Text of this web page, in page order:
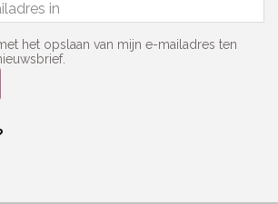
het opslaan van mijn e-mailadres ten